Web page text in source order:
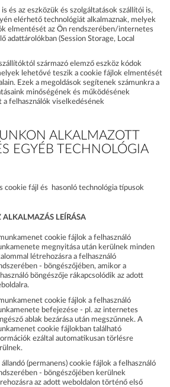
és az eszközük és szolgáltatások szállítói is,
elérhető technológiát alkalmaznak, melyek
elmentését az Ön rendszerében/internetes
adattárolókban (Session Storage, Local
származó elemző eszköz kódok
lehetővé teszik a cookie fájlok elmentését
Ezek a megoldások segítenek számunkra a
minőségének és működésének
a felhasználók viselkedésének
ALKALMAZOTT
EGYÉB TECHNOLÓGIA
cookie fájl és hasonló technológia típusok
ALKALMAZÁS LEÍRÁSA
cookie fájlok a felhasználó
megnyitása után kerülnek minden
létrehozásra a felhasználó
- böngészőjében, amikor a
böngészője rákapcsolódik az adott
cookie fájlok a felhasználó
befejezése - pl. az internetes
ablak bezárása után megszűnnek. A
cookie fájlokban található
ezáltal automatikusan törlésre
állandó (permanens) cookie fájlok a felhasználó
- böngészőjében kerülnek
az adott weboldalon történő első